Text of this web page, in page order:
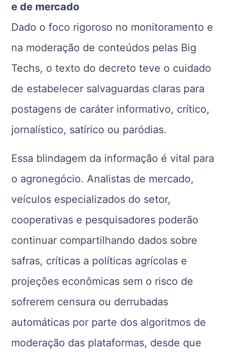
e de mercado
Dado o foco rigoroso no monitoramento e
na moderação de conteúdos pelas Big
Techs, o texto do decreto teve o cuidado
de estabelecer salvaguardas claras para
postagens de caráter informativo, crítico,
jornalístico, satírico ou paródias.
Essa blindagem da informação é vital para
o agronegócio. Analistas de mercado,
veículos especializados do setor,
cooperativas e pesquisadores poderão
continuar compartilhando dados sobre
safras, críticas a políticas agrícolas e
projeções econômicas sem o risco de
sofrerem censura ou derrubadas
automáticas por parte dos algoritmos de
moderação das plataformas, desde que